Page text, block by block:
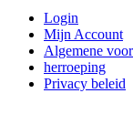
Login
Mijn Account
Algemene
herroeping
Privacy beleid